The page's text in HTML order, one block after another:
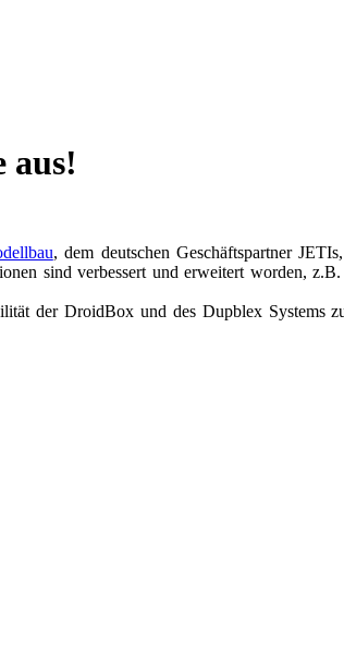
aus!
, dem deutschen Geschäftspartner
sind verbessert und erweitert worden,
der DroidBox und des Dupblex Systems